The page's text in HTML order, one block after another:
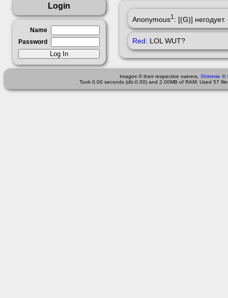
Login
Name
Password
Anonymous1 : [(G)] негодует.
Red: LOL WUT?
Images © their respective owners, Shimmie ©
Took 0.00 seconds (db:0.00) and 2.00MB of RAM; Used 57